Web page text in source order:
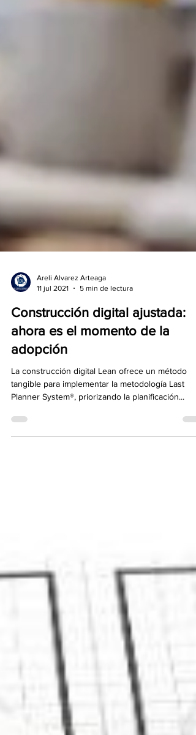
Areli Alvarez Arteaga
5 min de lectura
Construcción digital ajustada:
ahora es el momento de la
adopción
tangible para implementar la metodología Last